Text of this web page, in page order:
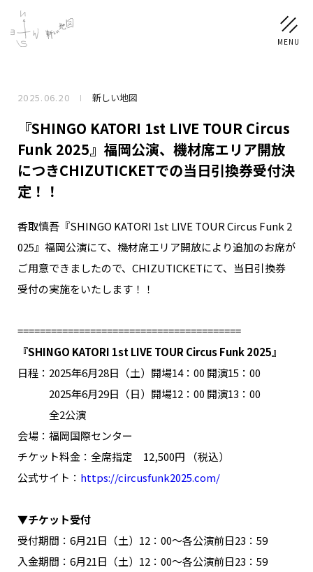
NEWS
SCHEDULE
PROFILE
DISCOGRAPHY
CHIZUSHOP
NAKAMA入会
CHIZULOG
FAQ
2025.06.20 新しい地図
『SHINGO KATORI 1st LIVE TOUR Circus
Funk 2025』福岡公演、機材席エリア開放
につきCHIZUTICKETでの当日引換券受付決
定！！
香取慎吾『SHINGO KATORI 1st LIVE TOUR Circus Funk 2
025』福岡公演にて、機材席エリア開放により追加のお席が
ご用意できましたので、CHIZUTICKETにて、当日引換券
受付の実施をいたします！！
========================================
『SHINGO KATORI 1st LIVE TOUR Circus Funk 2025』
日程：2025年6月28日（土）開場14：00 開演15：00
2025年6月29日（日）開場12：00 開演13：00
全2公演
会場：福岡国際センター
チケット料金：全席指定 12,500円 （税込）
公式サイト： https://circusfunk2025.com/
▼チケット受付
受付期間：6月21日（土）12：00～各公演前日23：59
入金期間：6月21日（土）12：00～各公演前日23：59